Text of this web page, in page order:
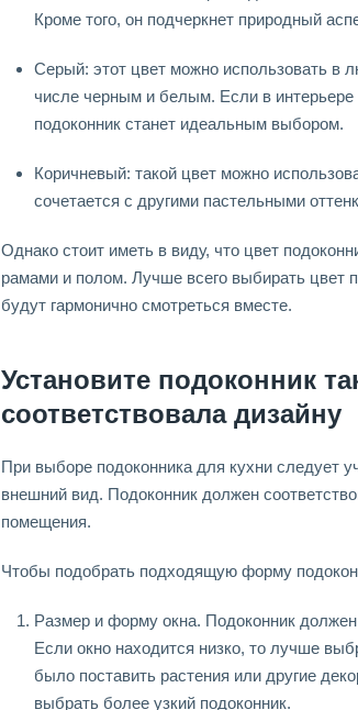
Кроме того, он подчеркнет природный
Серый: этот цвет можно использовать в
числе черным и белым. Если в интерьере
подоконник станет идеальным выбором.
Коричневый: такой цвет можно
сочетается с другими пастельными
Однако стоит иметь в виду, что цвет
рамами и полом. Лучше всего выбирать цвет
будут гармонично смотреться вместе.
Установите подоконник
соответствовала дизайну
При выборе подоконника для кухни следует
внешний вид. Подоконник должен
помещения.
Чтобы подобрать подходящую форму
Размер и форму окна. Подоконник
Если окно находится низко, то лучше
было поставить растения или другие
выбрать более узкий подоконник.